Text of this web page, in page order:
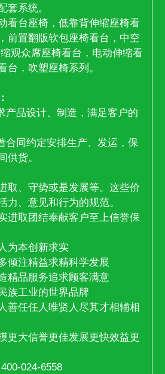
套系统。
看台座椅，低靠背伸缩座椅看
前置翻版软包座椅看台，中空
观众席座椅看台，电动伸缩看
台，吹塑座椅系列。
品设计、制造，满足客户的
同约定安排生产、发运，保
供货。
、守势或是发展等。这些价
力、意见和行为的规范。
取团结奉献客户至上信誉保
本创新求实
注精益求精科学发展
品服务追求顾客满意
工业的世界品牌
任任人唯贤人尽其才相辅相
大信誉更佳发展更快效益更
024-6558